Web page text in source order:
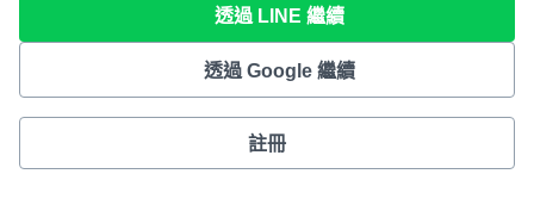
透過 LINE 繼續
透過 Google 繼續
註冊